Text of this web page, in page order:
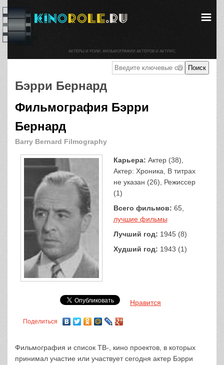
Бэрри Бернард
Фильмография Бэрри
Бернард
Barry Bernard Filmography
Карьера: Актер (38),
Актер: Хроника, В титрах
не указан (26), Режиссер
(1)
Всего фильмов: 65,
лучшие фильмы
Лучший год: 1945 (8)
Худший год: 1943 (1)
Нравится
Поделиться
Фильмография и список ТВ-, кино проектов, в которых
принимал участие или участвует сегодня актер Бэрри
АКТЕРЫ И РОЛИ. ФИЛЬМОГРАФИИ АКТЕРОВ И АКТРИС.